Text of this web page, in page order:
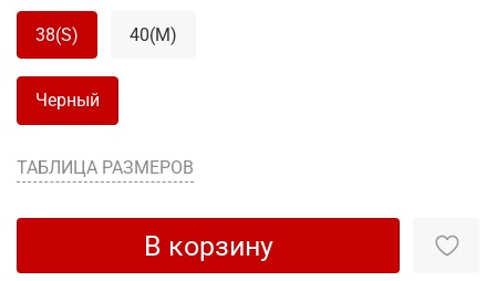
ТАБЛИЦА РАЗМЕРОВ
В корзину
38(S) 40(M)
Черный